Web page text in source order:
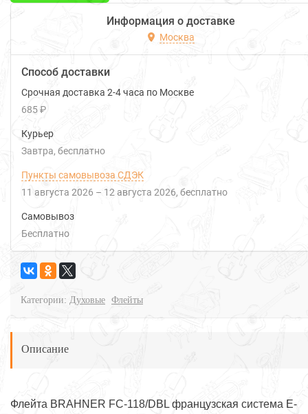
Информация о доставке
Москва
Способ доставки
Срочная доставка 2-4 часа по Москве
685 ₽
Курьер
Завтра
Бесплатно
Пункты самовывоза СДЭК
11 августа 2026 – 12 августа 2026 Бесплатно
Самовывоз
Бесплатно
Категории: Духовые Флейты
Описание
Флейта BRAHNER FC-118/DBL французская система Е-